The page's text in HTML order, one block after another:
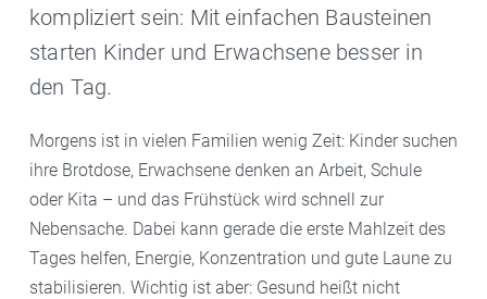
kompliziert sein: Mit einfachen Bausteinen
starten Kinder und Erwachsene besser in
den Tag.
Morgens ist in vielen Familien wenig Zeit: Kinder suchen
ihre Brotdose, Erwachsene denken an Arbeit, Schule
oder Kita – und das Frühstück wird schnell zur
Nebensache. Dabei kann gerade die erste Mahlzeit des
Tages helfen, Energie, Konzentration und gute Laune zu
stabilisieren. Wichtig ist aber: Gesund heißt nicht